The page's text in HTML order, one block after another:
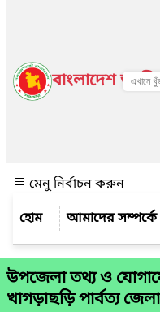
বাংলাদেশ
মেনু নির্বাচন করুন
আমাদের সম্পর্কে
উপজেলা তথ্য ও
খাগড়াছড়ি পার্বত্য